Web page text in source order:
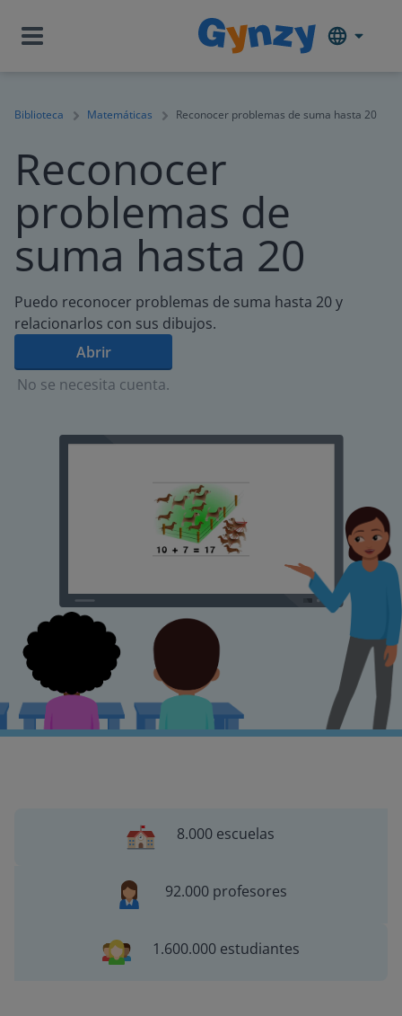
Biblioteca Matemáticas Reconocer problemas de suma hasta 20
Reconocer
problemas de
suma hasta 20
Puedo reconocer problemas de suma hasta 20 y
relacionarlos con sus dibujos.
Abrir
No se necesita cuenta.
8.000 escuelas
92.000 profesores
1.600.000 estudiantes